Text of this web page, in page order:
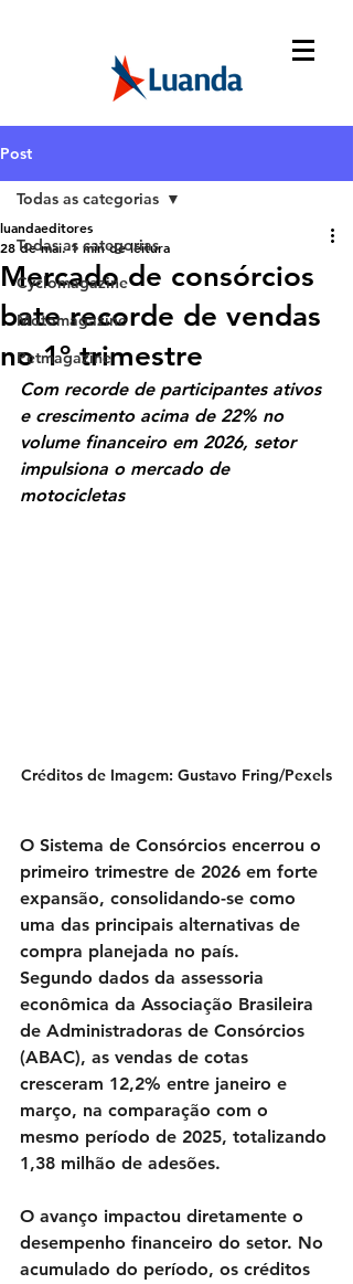
Post
Todas as categorias
Cyclomagazine
Motomagazine
Petmagazine
Todas as categorias
Mercado de consórcios
bate recorde de vendas
no 1º trimestre
luandaeditores
28 de mai. 1 min de leitura
Com recorde de participantes ativos
e crescimento acima de 22% no
volume financeiro em 2026, setor
impulsiona o mercado de
motocicletas
Créditos de Imagem: Gustavo Fring/Pexels
O Sistema de Consórcios encerrou o
primeiro trimestre de 2026 em forte
expansão, consolidando-se como
uma das principais alternativas de
compra planejada no país.
Segundo dados da assessoria
econômica da Associação Brasileira
de Administradoras de Consórcios
(ABAC), as vendas de cotas
cresceram 12,2% entre janeiro e
março, na comparação com o
mesmo período de 2025, totalizando
1,38 milhão de adesões.
O avanço impactou diretamente o
desempenho financeiro do setor. No
acumulado do período, os créditos